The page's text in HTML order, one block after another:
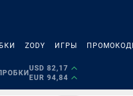
ZODY ИГРЫ
USD 82,17
EUR 94,84